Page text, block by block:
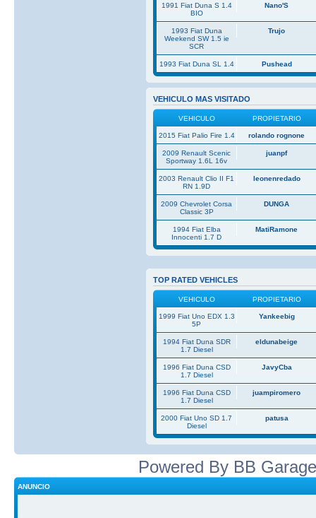
1991 Fiat Duna S 1.4
BIO
Nano'S
1993 Fiat Duna
Weekend SW 1.5 ie
SCR
Trujo
1993 Fiat Duna SL 1.4 Pushead
VEHICULO MAS VISITADO
VEHICULO PROPIETARIO
2015 Fiat Palio Fire 1.4 rolando rognone
2009 Renault Scenic
Sportway 1.6L 16v
juanpf
2003 Renault Clio II F1
RN 1.9D
leonenredado
2009 Chevrolet Corsa
Classic 3P
DUNGA
1994 Fiat Elba
Innocenti 1.7 D
MatiRamone
TOP RATED VEHICLES
VEHICULO PROPIETARIO
1999 Fiat Uno EDX 1.3
5P
Yankeebig
1994 Fiat Duna SDR
1.7 Diesel
eldunabeige
1996 Fiat Duna CSD
1.7 Diesel
JavyCba
1996 Fiat Duna CSD
1.7 Diesel
juampiromero
2000 Fiat Uno SD 1.7
Diesel
patusa
Powered By BB
ANUNCIO